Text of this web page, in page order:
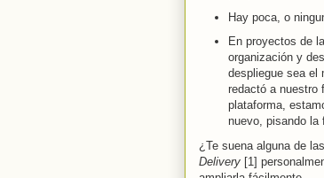
Hay poca, o
En proyectos de
organización y
despliegue sea el
redactó a nuestro
plataforma,
nuevo, pisando la
¿Te suena alguna de
Delivery [1]